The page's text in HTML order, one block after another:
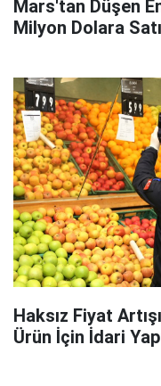
Mars'tan Düşen
Milyon Dolara
Haksız Fiyat
Ürün İçin İdari